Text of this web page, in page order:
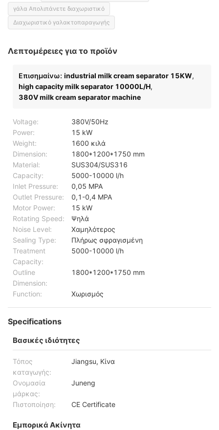
γάλα Απολιπάνετε διαχωριστικό
Διαχωριστικό γαλακτοπαραγωγής
Λεπτομέρειες για το προϊόν
Επισημαίνω: industrial milk cream separator 15KW,
high capacity milk separator 10000L/H,
380V milk cream separator machine
Voltage:
380V/50Hz
Power:
15 kW
Weight:
1600 κιλά
Dimension:
1800*1200*1750 mm
Material:
SUS304/SUS316
Capacity:
5000-10000 l/h
Inlet Pressure:
0,05 MPA
Outlet Pressure:
0,1-0,4 MPA
Motor Power:
15 kW
Rotating Speed:
Ψηλά
Noise Level:
Χαμηλότερος
Sealing Type:
Πλήρως σφραγισμένη
Treatment
Capacity:
5000-10000 l/h
Outline
Dimension:
1800*1200*1750 mm
Function: Χωρισμός
Specifications
Βασικές ιδιότητες
Τόπος
καταγωγής:
Jiangsu, Κίνα
Ονομασία
μάρκας:
Juneng
Πιστοποίηση: CE Certificate
Εμπορικά Ακίνητα